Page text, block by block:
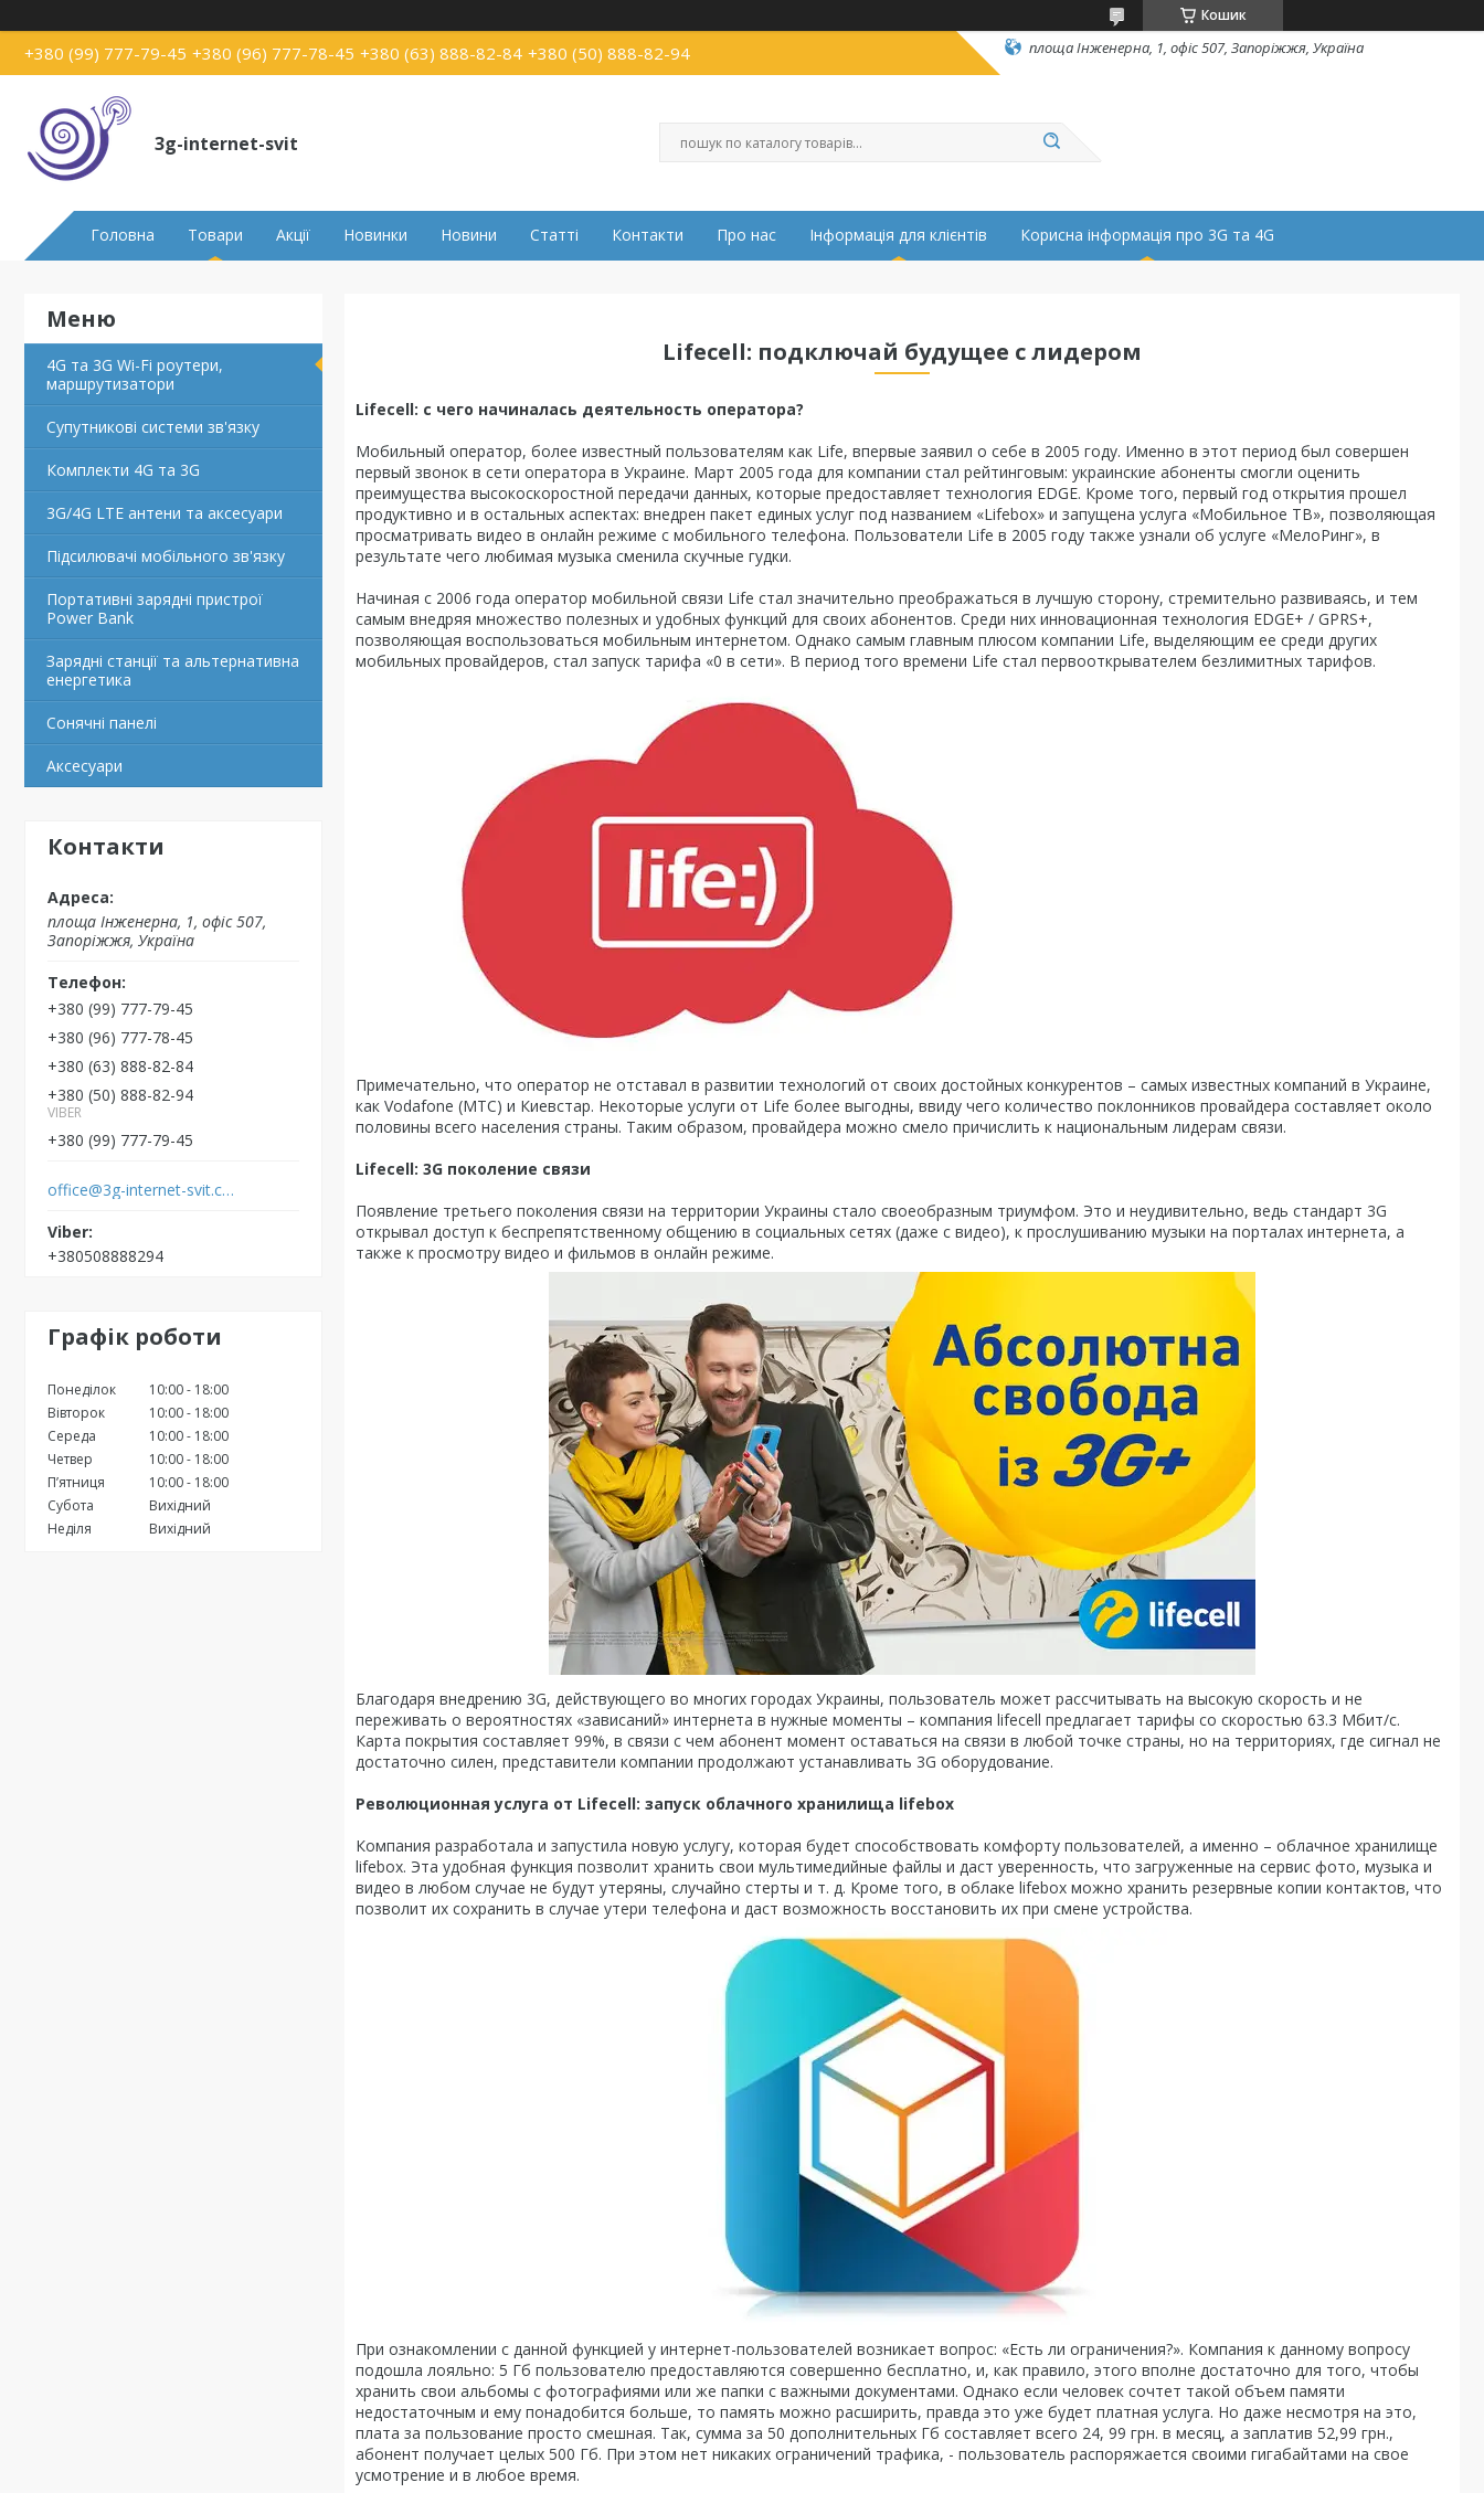
Кошик
+380 (99) 777-79-45 +380 (96) 777-78-45 +380 (63) 888-82-84 +380 (50) 888-82-94 площа Інженерна, 1, офіс 507, Запоріжжя, Україна
3g-internet-svit
Головна Товари Акції Новинки Новини Статті Контакти Про нас Інформація для клієнтів Корисна інформація про 3G та 4G
4G та 3G Wi-Fi роутери,
маршрутизатори
Супутникові системи зв'язку
Комплекти 4G та 3G
3G/4G LTE антени та аксесуари
Підсилювачі мобільного зв'язку
Портативні зарядні пристрої
Power Bank
Зарядні станції та альтернативна
енергетика
Сонячні панелі
Аксесуари
Контакти
площа Інженерна, 1, офіс 507,
Запоріжжя, Україна
+380 (99) 777-79-45
+380 (96) 777-78-45
+380 (63) 888-82-84
+380 (50) 888-82-94
VIBER
+380 (99) 777-79-45
office@3g-internet-svit.com.ua
+380508888294
Графік роботи
Понеділок 10:00
18:00
Вівторок
10:00
18:00
Середа
10:00
18:00
Четвер
10:00
18:00
Пʼятниця
10:00
18:00
Субота
Вихідний
Неділя
Вихідний
Lifecell: подключай будущее с лидером
Lifecell: с чего начиналась деятельность оператора?
Мобильный оператор, более известный пользователям как Lifе, впервые заявил о себе в 2005 году. Именно в этот период был совершен
первый звонок в сети оператора в Украине. Март 2005 года для компании стал рейтинговым: украинские абоненты смогли оценить
преимущества высокоскоростной передачи данных, которые предоставляет технология EDGE. Кроме того, первый год открытия прошел
продуктивно и в остальных аспектах: внедрен пакет единых услуг под названием «Lifebox» и запущена услуга «Мобильное ТВ», позволяющая
просматривать видео в онлайн режиме с мобильного телефона. Пользователи Life в 2005 году также узнали об услуге «МелоРинг», в
результате чего любимая музыка сменила скучные гудки.
Начиная с 2006 года оператор мобильной связи Life стал значительно преображаться в лучшую сторону, стремительно развиваясь, и тем
самым внедряя множество полезных и удобных функций для своих абонентов. Среди них инновационная технология EDGE+ / GPRS+,
позволяющая воспользоваться мобильным интернетом. Однако самым главным плюсом компании Life, выделяющим ее среди других
мобильных провайдеров, стал запуск тарифа «0 в сети». В период того времени Life стал первооткрывателем безлимитных тарифов.
Примечательно, что оператор не отставал в развитии технологий от своих достойных конкурентов – самых известных компаний в Украине,
как Vodafone (МТС) и Киевстар. Некоторые услуги от Life более выгодны, ввиду чего количество поклонников провайдера составляет около
половины всего населения страны. Таким образом, провайдера можно смело причислить к национальным лидерам связи.
Lifecell: 3G поколение связи
Появление третьего поколения связи на территории Украины стало своеобразным триумфом. Это и неудивительно, ведь стандарт 3G
открывал доступ к беспрепятственному общению в социальных сетях (даже с видео), к прослушиванию музыки на порталах интернета, а
также к просмотру видео и фильмов в онлайн режиме.
Благодаря внедрению 3G, действующего во многих городах Украины, пользователь может рассчитывать на высокую скорость и не
переживать о вероятностях «зависаний» интернета в нужные моменты – компания lifecell предлагает тарифы со скоростью 63.3 Мбит/с.
Карта покрытия составляет 99%, в связи с чем абонент момент оставаться на связи в любой точке страны, но на территориях, где сигнал не
достаточно силен, представители компании продолжают устанавливать 3G оборудование.
Революционная услуга от Lifecell: запуск облачного хранилища lifebox
Компания разработала и запустила новую услугу, которая будет способствовать комфорту пользователей, а именно – облачное хранилище
lifebox. Эта удобная функция позволит хранить свои мультимедийные файлы и даст уверенность, что загруженные на сервис фото, музыка и
видео в любом случае не будут утеряны, случайно стерты и т. д. Кроме того, в облаке lifebox можно хранить резервные копии контактов, что
позволит их сохранить в случае утери телефона и даст возможность восстановить их при смене устройства.
При ознакомлении с данной функцией у интернет-пользователей возникает вопрос: «Есть ли ограничения?». Компания к данному вопросу
подошла лояльно: 5 Гб пользователю предоставляются совершенно бесплатно, и, как правило, этого вполне достаточно для того, чтобы
хранить свои альбомы с фотографиями или же папки с важными документами. Однако если человек сочтет такой объем памяти
недостаточным и ему понадобится больше, то память можно расширить, правда это уже будет платная услуга. Но даже несмотря на это,
плата за пользование просто смешная. Так, сумма за 50 дополнительных Гб составляет всего 24, 99 грн. в месяц, а заплатив 52,99 грн.,
абонент получает целых 500 Гб. При этом нет никаких ограничений трафика, - пользователь распоряжается своими гигабайтами на свое
усмотрение и в любое время.